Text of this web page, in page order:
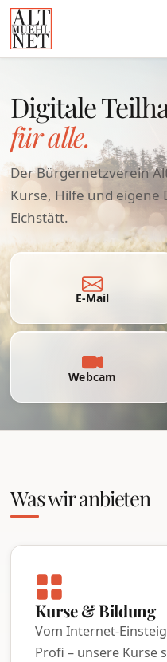
Digitale
für alle.
Der Bürgernetzverein
Kurse, Hilfe und eigene
Eichstätt.
E-Mail
Webcam
Was wir anbieten
Kurse & Bildung
Vom Internet-
Profi – unsere Kurse